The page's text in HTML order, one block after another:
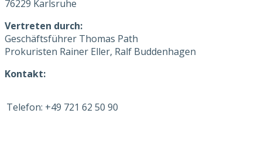
76229 Karlsruhe
Vertreten durch:
Geschäftsführer Thomas Path
Prokuristen Rainer Eller, Ralf Buddenhagen
Kontakt:
Telefon: +49 721 62 50 90